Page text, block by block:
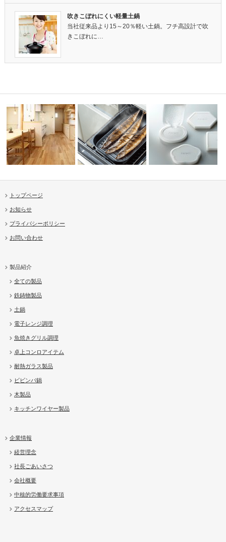
吹きこぼれにくい軽量土鍋
当社従来品より15～20％軽い土鍋。フチ高設計で吹
きこぼれに…
ーズ
living / entrance
トップページ
お知らせ
プライバシーポリシー
お問い合わせ
製品紹介
全ての製品
鉄鋳物製品
土鍋
電子レンジ調理
魚焼きグリル調理
卓上コンロアイテム
耐熱ガラス製品
ビビンバ鍋
木製品
キッチンワイヤー製品
企業情報
経営理念
社長ごあいさつ
会社概要
中核的労働要求事項
アクセスマップ